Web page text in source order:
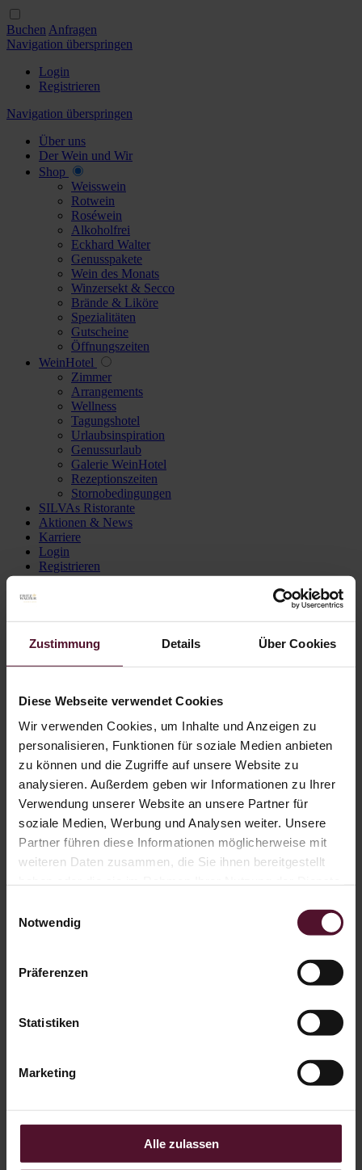
Zustimmung Details Über Cookies
Diese Webseite verwendet Cookies
Wir verwenden Cookies, um Inhalte und Anzeigen zu
personalisieren, Funktionen für soziale Medien anbieten
zu können und die Zugriffe auf unsere Website zu
analysieren. Außerdem geben wir Informationen zu Ihrer
Verwendung unserer Website an unsere Partner für
soziale Medien, Werbung und Analysen weiter. Unsere
Partner führen diese Informationen möglicherweise mit
weiteren Daten zusammen, die Sie ihnen bereitgestellt
Notwendig
Präferenzen
Statistiken
Marketing
Alle zulassen
Buchen Anfragen
Navigation überspringen
Login
Registrieren
Navigation überspringen
Über uns
Der Wein und Wir
Shop
Weisswein
Rotwein
Roséwein
Alkoholfrei
Eckhard Walter
Genusspakete
Wein des Monats
Winzersekt & Secco
Brände & Liköre
Spezialitäten
Gutscheine
Öffnungszeiten
WeinHotel
Zimmer
Arrangements
Wellness
Tagungshotel
Urlaubsinspiration
Genussurlaub
Galerie WeinHotel
Rezeptionszeiten
Stornobedingungen
SILVAs Ristorante
Aktionen & News
Karriere
Login
Registrieren
Navigation überspringen
Weisswein
Roséwein
Alkoholfrei
Genusspakete
Wein des Monats
Winzersekt & Secco
Spezialitäten
Gutscheine
Öffnungszeiten
Versandkostenfrei ab 89,00 € oder 12 Flaschen
Gutschein WeinGut
Gutschein WeinGut
inkl. gesetzlicher Mwst. zzgl.
Bestellen Sie einen Gutschein für den Weineinkauf in unserem
gewünschte Wert erreicht ist.